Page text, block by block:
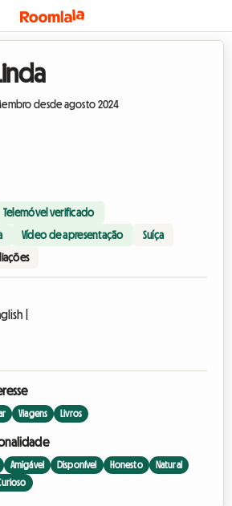
desde agosto 2024
Telemóvel verificado
Vídeo de apresentação
Suíça
|
Viagens Livros
Amigável Disponível Honesto
Natural